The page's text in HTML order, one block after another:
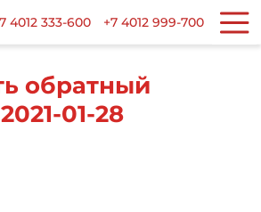
4012 333-600 +7 4012 999-700
обратный
01-28